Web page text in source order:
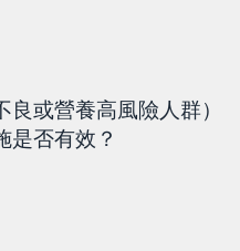
或營養高風險人群）
是否有效？